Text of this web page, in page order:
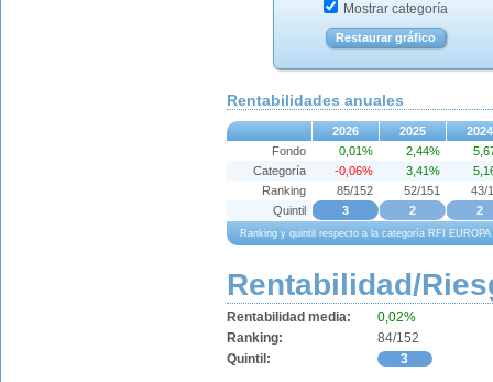
Mostrar categoría
Restaurar gráfico
Rentabilidades anuales
2026 2025 2024
Ranking y quintil respecto a la categoría RFI EUROPA
Fondo 0,01% 2,44%
Categoría
-0,06% 3,41%
Ranking
85/152 52/151
43/
Quintil
3 2 2
Rentabilidad/
Rentabilidad media:
0,02%
Ranking:
84/152
Quintil:
3